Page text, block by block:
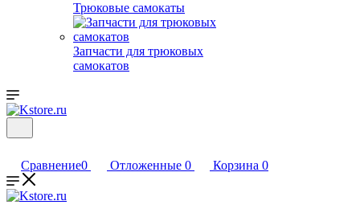
Трюковые самокаты
Запчасти для трюковых
самокатов
Сравнение0 Отложенные 0 Корзина 0